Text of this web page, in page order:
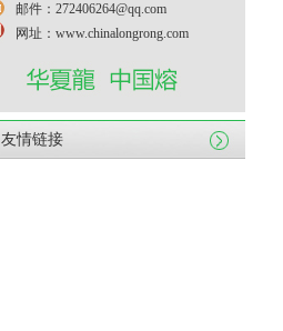
邮件：272406264@qq.com
网址：www.chinalongrong.com
友情链接